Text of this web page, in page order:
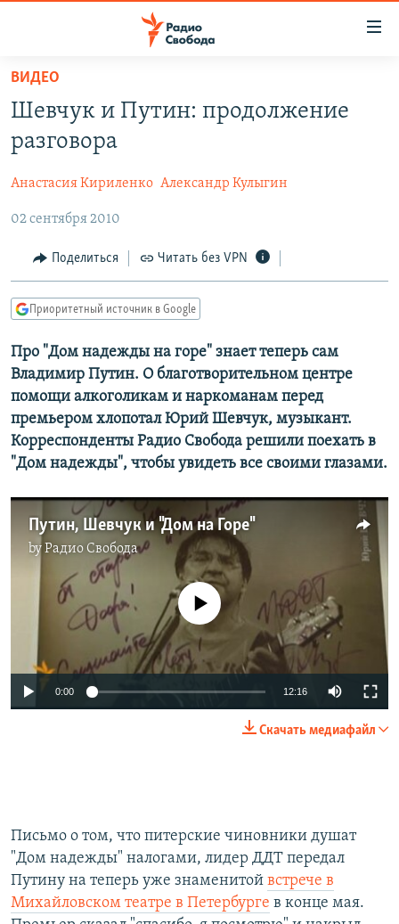
упрощенного
доступа
основному
Вернутся
главной
навигации
Вернутся
поиску
ПОДКАСТЫ
АВТОРСКИЕ ПРОЕКТЫ
ЦИТАТЫ СВОБОДЫ
МНЕНИЯ
КУЛЬТУРА
IDEL.РЕАЛИИ
КАВКАЗ.РЕАЛИИ
СЕВЕР.РЕАЛИИ
СИБИРЬ.РЕАЛИИ
РАСПИСАНИЕ ВЕЩАНИЯ
ПОДПИШИТЕСЬ НА РАССЫЛКУ
СОЦИАЛЬНЫЕ СЕТИ
Все сайты РСЕ/РС
ВИДЕО
Шевчук и Путин: продолжение
разговора
Анастасия Кириленко Александр Кулыгин
02 сентября 2010
Поделиться Читать без VPN
Приоритетный источник в Google
Про "Дом надежды на горе" знает теперь сам
Владимир Путин. О благотворительном центре
помощи алкоголикам и наркоманам перед
премьером хлопотал Юрий Шевчук, музыкант.
Корреспонденты Радио Свобода решили поехать в
"Дом надежды", чтобы увидеть все своими глазами.
Путин, Шевчук и "Дом на Горе"
byРадио Свобода
No media source currently available
0:00 12:16
Скачать медиафайл
Письмо о том, что питерские чиновники душат
"Дом надежды" налогами, лидер ДДТ передал
Путину на теперь уже знаменитой встрече в
Михайловском театре в Петербурге в конце мая.